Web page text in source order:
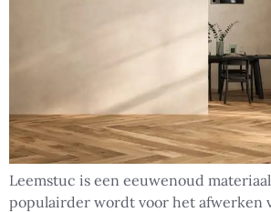
Leemstuc is een eeuwenoud
populairder wordt voor het afwerken